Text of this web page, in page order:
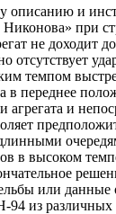
описанию и
при
не доходит
отсутствует
темпом
в переднее
агрегата и
в высоком
или
94 из